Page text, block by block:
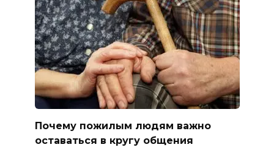
Почему пожилым людям важно
оставаться в кругу общения